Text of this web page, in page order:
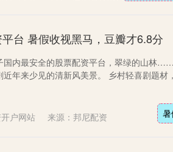
台 暑假收视黑马，豆瓣才6.8分
国内最安全的股票配资平台，翠绿的山林
年来少见的清新风美景。 乡村轻喜剧题材
暑
来源：邦尼配资
户网站